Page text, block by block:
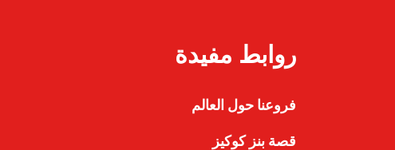
روابط مفيدة
فروعنا حول العالم
قصة بنز كوكيز